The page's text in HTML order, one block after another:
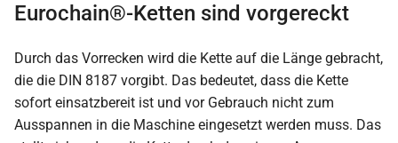
Eurochain®-Ketten sind vorgereckt
Durch das Vorrecken wird die Kette auf die Länge gebracht,
die die DIN 8187 vorgibt. Das bedeutet, dass die Kette
sofort einsatzbereit ist und vor Gebrauch nicht zum
Ausspannen in die Maschine eingesetzt werden muss. Das